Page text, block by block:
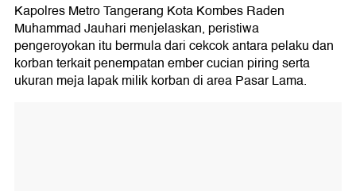
Kapolres Metro Tangerang Kota Kombes Raden
Muhammad Jauhari menjelaskan, peristiwa
pengeroyokan itu bermula dari cekcok antara pelaku dan
korban terkait penempatan ember cucian piring serta
ukuran meja lapak milik korban di area Pasar Lama.